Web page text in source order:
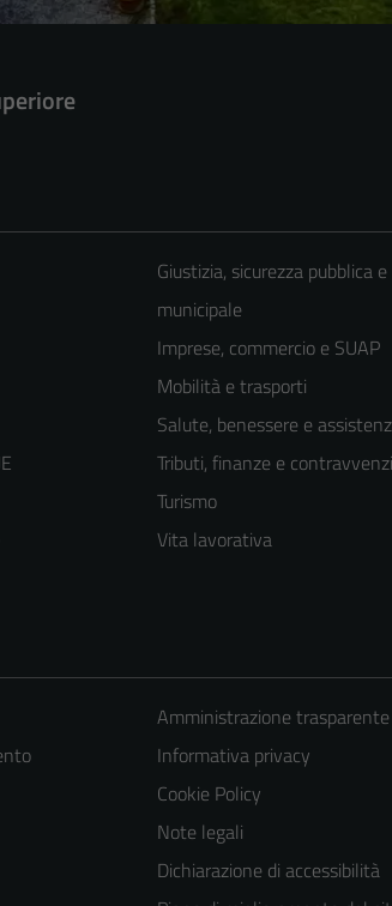
Giustizia, sicurezza pubblica
municipale
Imprese, commercio e SUAP
Mobilità e trasporti
Salute, benessere e
Tributi, finanze e
Turismo
Vita lavorativa
Amministrazione trasparente
Informativa privacy
Cookie Policy
Note legali
Dichiarazione di accessibilità
Tecnici
Questi cookie
sono necessari
per il